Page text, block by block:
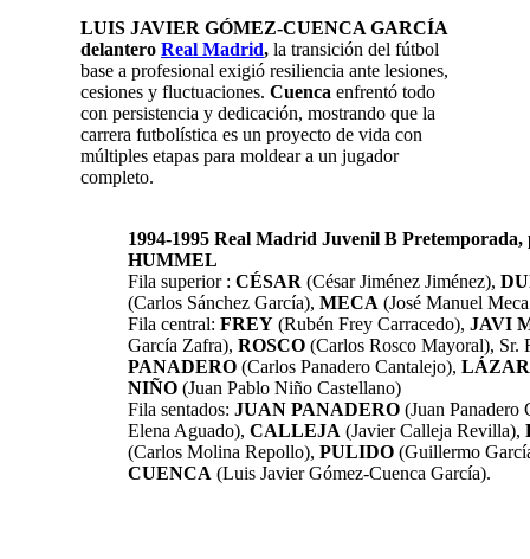
LUIS JAVIER GÓMEZ-CUENCA GARCÍA
delantero Real Madrid, la transición del fútbol
base a profesional exigió resiliencia ante lesiones,
cesiones y fluctuaciones. Cuenca enfrentó todo
con persistencia y dedicación, mostrando que la
carrera futbolística es un proyecto de vida con
múltiples etapas para moldear a un jugador
completo.
1994-1995 Real Madrid Juvenil B
HUMMEL
Fila superior : CÉSAR (César Jiménez Jiménez),
(Carlos Sánchez García), MECA (José Manuel
Fila central: FREY (Rubén Frey Carracedo), JAVI
García Zafra), ROSCO (Carlos Rosco Mayoral), Sr.
PANADERO (Carlos Panadero Cantalejo),
NIÑO (Juan Pablo Niño Castellano)
Fila sentados: JUAN PANADERO (Juan Panadero
Elena Aguado), CALLEJA (Javier Calleja Revilla),
(Carlos Molina Repollo), PULIDO (Guillermo
CUENCA (Luis Javier Gómez-Cuenca García).